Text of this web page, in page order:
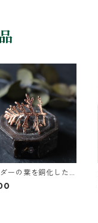
ーの葉を銅化した
フ